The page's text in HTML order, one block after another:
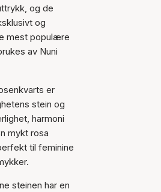
og de
og
mest populære
av Nuni
er
stein og
harmoni
mykt rosa
til feminine
steinen har en